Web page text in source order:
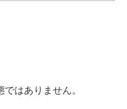
はありません。